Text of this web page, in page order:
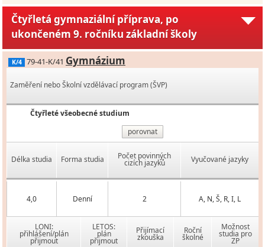
Čtyřletá gymnaziální příprava, po
ukončeném 9. ročníku základní školy
K/4 79-41-K/41 Gymnázium
Zaměření nebo Školní vzdělávací program (ŠVP)
Čtyřleté všeobecné studium
porovnat
Délka studia Forma studia Počet povinných
cizích jazyků Vyučované jazyky
4,0 Denní 2 A, N, Š, R, I, L
LONI:
přihlášení/plán
přijmout
LETOS:
plán
přijmout
Přijímací
zkouška
Roční
školné
Možnost
studia pro
ZP